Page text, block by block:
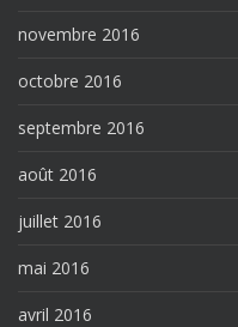
novembre 2016
octobre 2016
septembre 2016
août 2016
juillet 2016
mai 2016
avril 2016